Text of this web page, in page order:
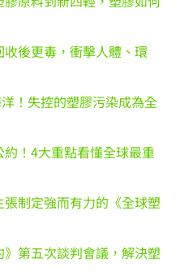
收後更毒，衝擊人體、環
！失控的塑膠污染成為全
！4大重點看懂全球最重
制定強而有力的《全球塑
第五次談判會議，解決塑